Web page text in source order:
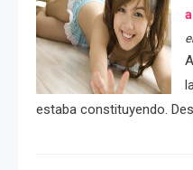
estaba constituyendo.